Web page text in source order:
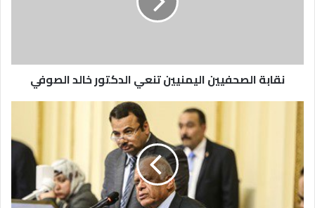
نقابة الصحفيين اليمنيين تنعي الدكتور خالد الصوفي